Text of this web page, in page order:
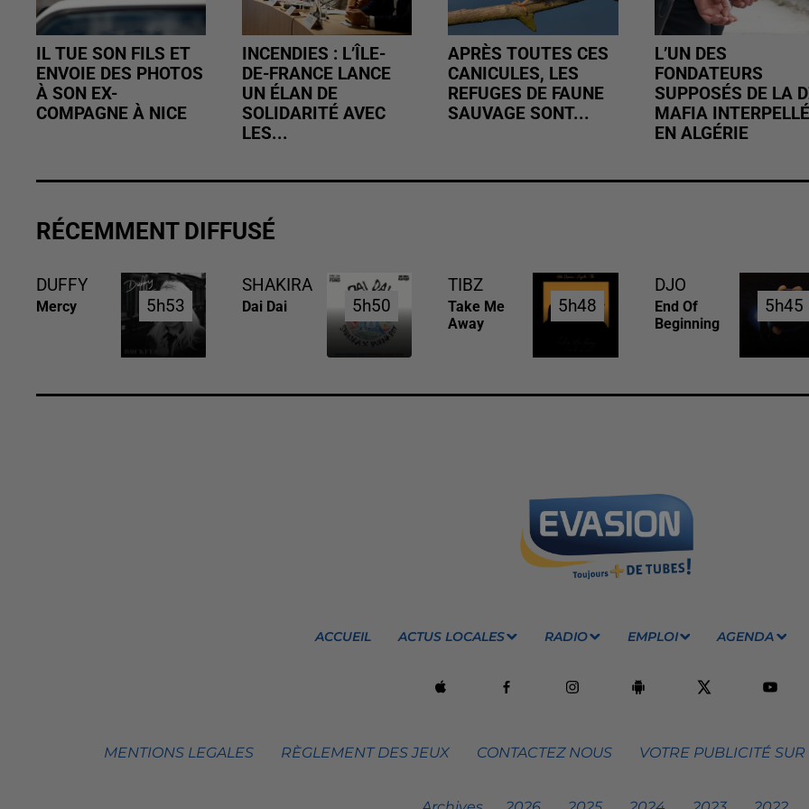
IL TUE SON FILS ET
ENVOIE DES PHOTOS
À SON EX-
COMPAGNE À NICE
INCENDIES : L’ÎLE-
DE-FRANCE LANCE
UN ÉLAN DE
SOLIDARITÉ AVEC
LES...
APRÈS TOUTES CES
CANICULES, LES
REFUGES DE FAUNE
SAUVAGE SONT...
L’UN DES
FONDATEURS
SUPPOSÉS DE LA
MAFIA INTERPELLÉ
EN ALGÉRIE
RÉCEMMENT DIFFUSÉ
DUFFY
Mercy 5h53
5h53
SHAKIRA
Dai Dai 5h50
5h50
TIBZ
Take Me
Away
5h48
5h48
DJO
End Of
Beginning
5h45
5h45
ACCUEIL ACTUS LOCALES RADIO EMPLOI AGENDA
MENTIONS LEGALES RÈGLEMENT DES JEUX CONTACTEZ NOUS VOTRE PUBLICITÉ